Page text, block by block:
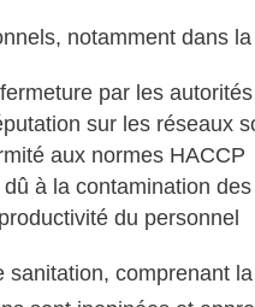
notamment dans
par les
sur les réseaux
aux normes HACCP
à la contamination
du personnel
sanitation, comprenant